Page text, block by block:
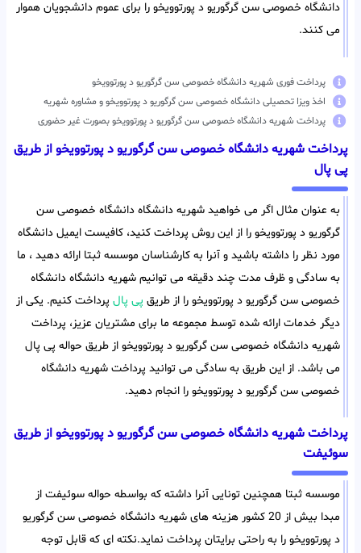
دانشگاه خصوصی سن گرگوریو د پورتوویخو را برای عموم دانشجویان هموار
می کنند.
پرداخت فوری شهریه دانشگاه خصوصی سن گرگوریو د پورتوویخو
اخذ ویزا تحصیلی دانشگاه خصوصی سن گرگوریو د پورتوویخو و مشاوره شهریه
پرداخت شهریه دانشگاه خصوصی سن گرگوریو د پورتوویخو بصورت غیر حضوری
پرداخت شهریه دانشگاه خصوصی سن گرگوریو د پورتوویخو از طریق
پی پال
به عنوان مثال اگر می خواهید شهریه دانشگاه دانشگاه خصوصی سن
گرگوریو د پورتوویخو را از این روش پرداخت کنید، کافیست ایمیل دانشگاه
مورد نظر را داشته باشید و آنرا به کارشناسان موسسه ثبتا ارائه دهید ، ما
به سادگی و ظرف مدت چند دقیقه می توانیم شهریه دانشگاه دانشگاه
خصوصی سن گرگوریو د پورتوویخو را از طریق پی پال پرداخت کنیم. یکی از
دیگر خدمات ارائه شده توسط مجموعه ما برای مشتریان عزیز، پرداخت
شهریه دانشگاه خصوصی سن گرگوریو د پورتوویخو از طریق حواله پی پال
می باشد. از این طریق به سادگی می توانید پرداخت شهریه دانشگاه
خصوصی سن گرگوریو د پورتوویخو را انجام دهید.
پرداخت شهریه دانشگاه خصوصی سن گرگوریو د پورتوویخو از طریق
سوئیفت
موسسه ثبتا همچنین تونایی آنرا داشته که بواسطه حواله سوئیفت از
مبدا بیش از 20 کشور هزینه های شهریه دانشگاه خصوصی سن گرگوریو
د پورتوویخو را به راحتی برایتان پرداخت نماید.نکته ای که قابل توجه